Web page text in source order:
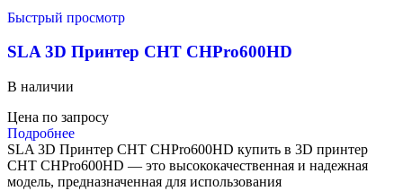
Быстрый просмотр
SLA 3D Принтер CHT CHPro600HD
В наличии
Цена по запросу
Подробнее
SLA 3D Принтер CHT CHPro600HD купить в 3D принтер
CHT CHPro600HD — это высококачественная и надежная
модель, предназначенная для использования